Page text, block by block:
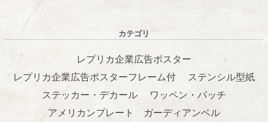
カテゴリ
レプリカ企業広告ポスター
レプリカ企業広告ポスターフレーム付
ステンシル型紙
ステッカー・デカール
ワッペン・パッチ
アメリカンプレート
ガーディアンベル